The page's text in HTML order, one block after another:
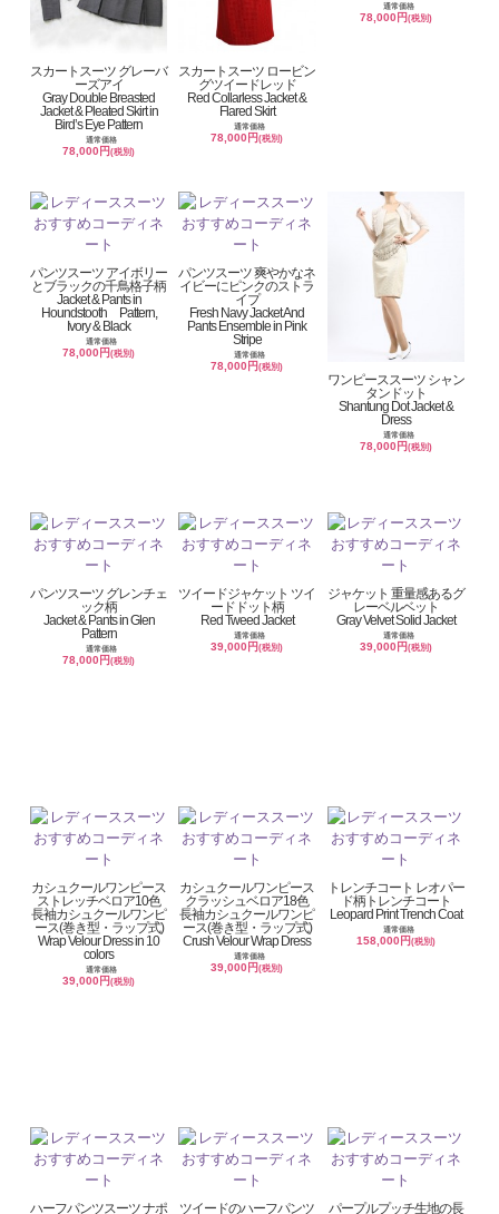
スカートスーツ グレーバ
ーズアイ
Gray Double Breasted
Jacket & Pleated Skirt in
Bird’s Eye Pattern
通常価格
78,000円(税別)
スカートスーツ ロービン
グツイードレッド
Red Collarless Jacket &
Flared Skirt
通常価格
78,000円(税別)
通常価格
78,000円 (税別)
パンツスーツ アイボリー
とブラックの千鳥格子柄
Jacket & Pants in
Houndstooth Pattern,
Ivory & Black
通常価格
78,000円(税別)
パンツスーツ 爽やかなネ
イビーにピンクのストラ
イプ
Fresh Navy Jacket And
Pants Ensemble in Pink
Stripe
通常価格
78,000円(税別)
ワンピーススーツ シャン
タンドット
Shantung Dot Jacket &
Dress
通常価格
78,000円 (税別)
パンツスーツ グレンチェ
ック柄
Jacket & Pants in Glen
Pattern
通常価格
78,000円(税別)
ツイードジャケット ツイ
ードドット柄
Red Tweed Jacket
通常価格
39,000円(税別)
ジャケット 重量感あるグ
レーベルベット
Gray Velvet Solid Jacket
通常価格
39,000円 (税別)
カシュクールワンピース
ストレッチベロア10色
長袖カシュクールワンピ
ース(巻き型・ラップ式)
Wrap Velour Dress in 10
colors
通常価格
39,000円(税別)
カシュクールワンピース
クラッシュベロア18色
長袖カシュクールワンピ
ース(巻き型・ラップ式)
Crush Velour Wrap Dress
通常価格
39,000円(税別)
トレンチコート レオパー
ド柄トレンチコート
Leopard Print Trench Coat
通常価格
158,000円 (税別)
ハーフパンツスーツ ナポ
ツイードのハーフパンツ
パープルプッチ生地の長